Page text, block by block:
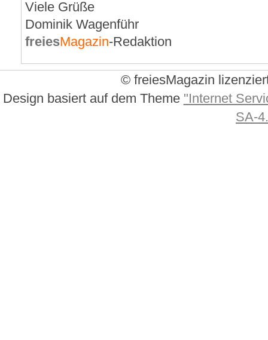
Viele Grüße
Dominik Wagenführ
freiesMagazin-Redaktion
© freiesMagazin
Design basiert auf dem Theme "Internet
SA-